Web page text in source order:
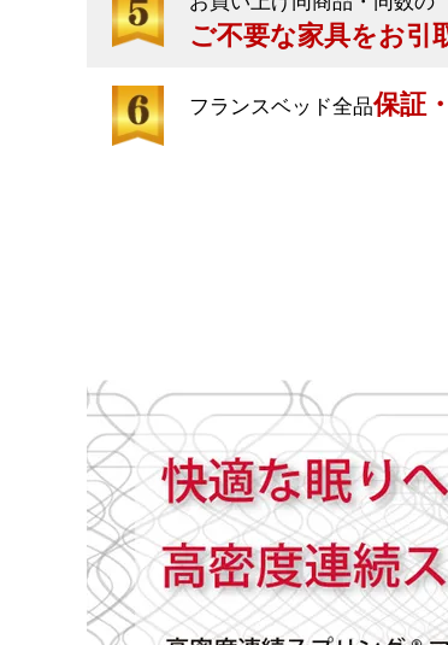
ご不要な家具をお引
フランスベッド全品保証